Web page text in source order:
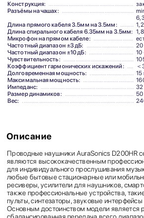
Конструкция:
Разъёмы на чашах:
Длина прямого кабеля 3.5мм на 3.5мм:
Длина спирального кабеля 6.35мм на 3.5мм:
Микрофон на прямом кабеле:
Частотный диапазон ±3 дБ:
20
Частотный диапазон ±10 дБ:
10
Чувствительность:
Коэффициент гармонических искажений:
Долговременная мощность:
15
Максимальная мощность:
Импеданс:
Размер динамиков:
Вес:
Описание
Проводные наушники AuraSonics D200HR
являются высококачественным
для индивидуального прослушивания
любые бытовые стационарные или
ресиверы, усилители для наушников,
также профессиональные устройства,
пульты, синтезаторы, звуковые интерфейсы
Основным достоинством модели является